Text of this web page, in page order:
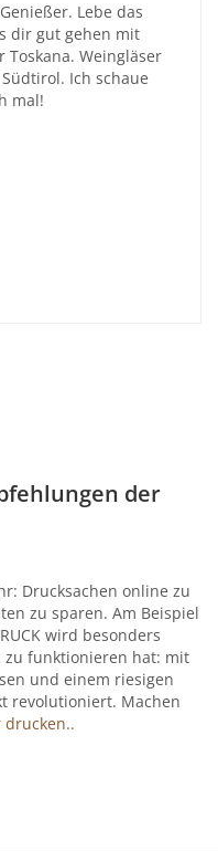
Lebe das
dir gut gehen mit
Toskana. Weingläser
Ich schaue
mal!
der
Drucksachen online zu
zu sparen. Am Beispiel
wird besonders
zu funktionieren hat: mit
und einem riesigen
revolutioniert. Machen
drucken..